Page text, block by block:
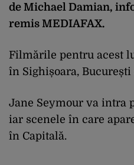
de Michael Damian,
remis MEDIAFAX.
Filmările pentru acest
în Sighișoara, București
Jane Seymour va intra
iar scenele în care
în Capitală.